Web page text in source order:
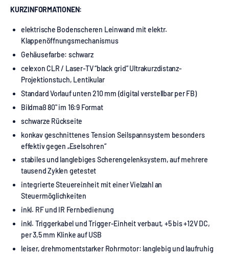
KURZINFORMATIONEN:
elektrische Bodenscheren Leinwand mit elektr.
Klappenöffnungsmechanismus
Gehäusefarbe: schwarz
celexon CLR / Laser-TV “black grid” Ultrakurzdistanz-
Projektionstuch, Lentikular
Standard Vorlauf unten 210 mm (digital verstellbar per FB)
Bildmaß 80" im 16:9 Format
schwarze Rückseite
konkav geschnittenes Tension Seilspannsystem besonders
effektiv gegen „Eselsohren“
stabiles und langlebiges Scherengelenksystem, auf mehrere
tausend Zyklen getestet
integrierte Steuereinheit mit einer Vielzahl an
Steuermöglichkeiten
inkl. RF und IR Fernbedienung
inkl. Triggerkabel und Trigger-Einheit verbaut, +5 bis +12V DC,
per 3,5 mm Klinke auf USB
leiser, drehmomentstarker Rohrmotor: langlebig und laufruhig